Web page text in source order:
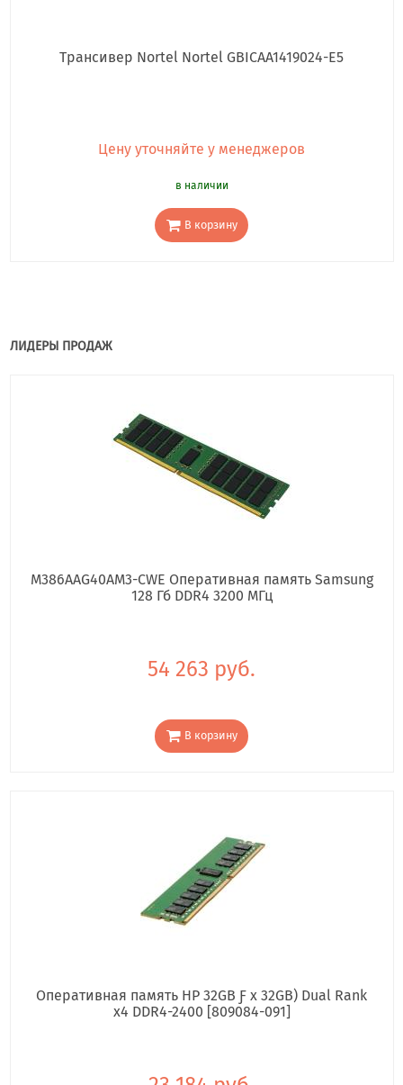
Трансивер Nortel Nortel GBICAA1419024-E5
Цену уточняйте у менеджеров
в наличии
В корзину
ЛИДЕРЫ ПРОДАЖ
M386AAG40AM3-CWE Оперативная память Samsung
128 Гб DDR4 3200 МГц
54 263 руб.
В корзину
Оперативная память HP 32GB Ƒ x 32GB) Dual Rank
x4 DDR4-2400 [809084-091]